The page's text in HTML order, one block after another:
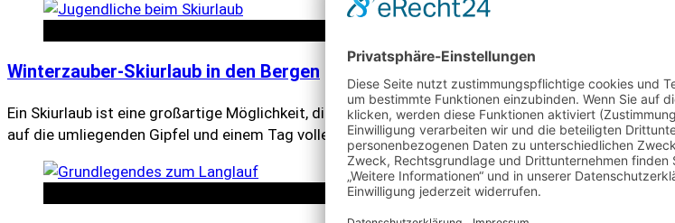
Winterzauber-Skiurlaub in den Bergen
Ein Skiurlaub ist eine großartige Möglichkeit, die Schönheit der Berge zu erleben und
auf die umliegenden Gipfel und einem Tag voller Spaß auf[…]